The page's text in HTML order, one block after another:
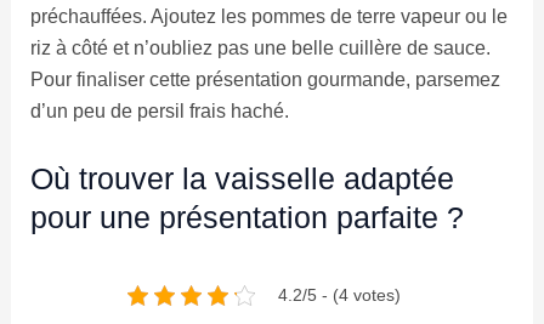
préchauffées. Ajoutez les pommes de terre vapeur ou le
riz à côté et n’oubliez pas une belle cuillère de sauce.
Pour finaliser cette présentation gourmande, parsemez
d’un peu de persil frais haché.
Où trouver la vaisselle adaptée
pour une présentation parfaite ?
4.2/5 - (4 votes)